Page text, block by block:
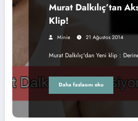
Murat Dalkılıç’tan
Klip!
Minie 21 Ağustos 2014
Murat Dalkılıç'dan Yeni klip :
Daha fazlasını oku